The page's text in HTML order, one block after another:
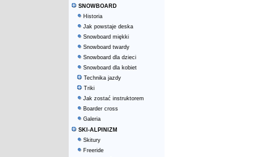
SNOWBOARD
Historia
Jak powstaje deska
Snowboard miękki
Snowboard twardy
Snowboard dla dzieci
Snowboard dla kobiet
Technika jazdy
Triki
Jak zostać instruktorem
Boarder cross
Galeria
SKI-ALPINIZM
Skitury
Freeride